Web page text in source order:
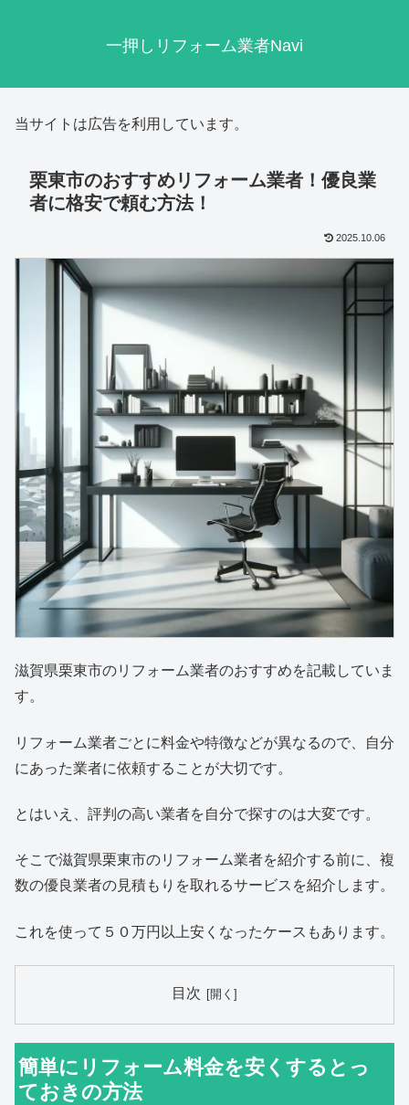
一押しリフォーム業者Navi
当サイトは広告を利用しています。
栗東市のおすすめリフォーム業者！優良業
者に格安で頼む方法！
2025.10.06
滋賀県栗東市のリフォーム業者のおすすめを記載していま
す。
リフォーム業者ごとに料金や特徴などが異なるので、自分
にあった業者に依頼することが大切です。
とはいえ、評判の高い業者を自分で探すのは大変です。
そこで滋賀県栗東市のリフォーム業者を紹介する前に、複
数の優良業者の見積もりを取れるサービスを紹介します。
これを使って５０万円以上安くなったケースもあります。
目次
簡単にリフォーム料金を安くするとっ
ておきの方法